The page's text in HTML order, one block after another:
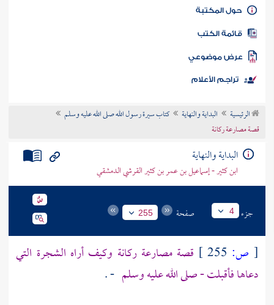
كتاب الأمة
المكتبة
الكتب
موضوعي
تراجم الأعلام
الرئيسية البداية والنهاية
كتاب سيرة رسول الله صلى الله عليه وسلم
قصة مصارعة ركانة
البداية والنهاية
ابن كثير - إسماعيل بن عمر بن كثير القرشي الدمشقي
جزء 4 صفحة 255
[ ص: قصة مصارعةركانة وكيف أراه الشجرة التي
دعاها فأقبلت - صلى الله عليه وسلم - .